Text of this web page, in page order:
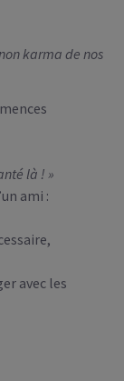
karma de nos
là ! »
ami :
avec les